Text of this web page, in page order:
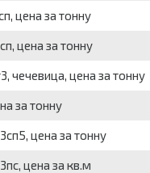
цена за тонну
цена за тонну
чечевица, цена за тонну
за тонну
цена за тонну
цена за кв.м